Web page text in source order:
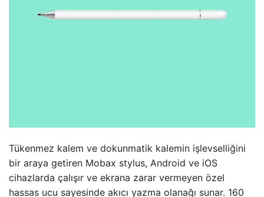
Tükenmez kalem ve dokunmatik kalemin işlevselliğini
bir araya getiren Mobax stylus, Android ve iOS
cihazlarda çalışır ve ekrana zarar vermeyen özel
hassas ucu sayesinde akıcı yazma olanağı sunar. 160